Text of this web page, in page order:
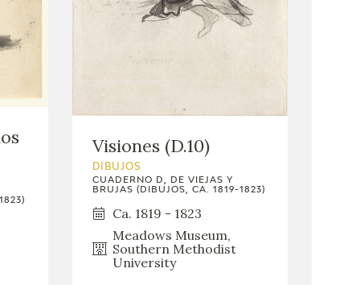
Visiones (D.10)
DIBUJOS
CUADERNO D, DE VIEJAS Y
BRUJAS (DIBUJOS, CA. 1819-1823)
Ca. 1819 - 1823
Meadows Museum,
Southern Methodist
University